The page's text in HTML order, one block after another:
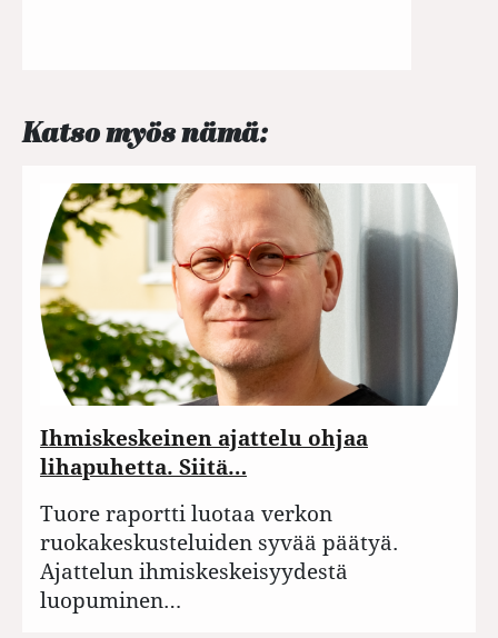
Katso myös nämä:
Ihmiskeskeinen ajattelu ohjaa
lihapuhetta. Siitä…
Tuore raportti luotaa verkon
ruokakeskusteluiden syvää päätyä.
Ajattelun ihmiskeskeisyydestä
luopuminen…